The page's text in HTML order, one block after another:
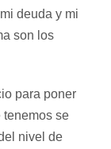
deuda y mi
son los
para poner
tenemos se
nivel de